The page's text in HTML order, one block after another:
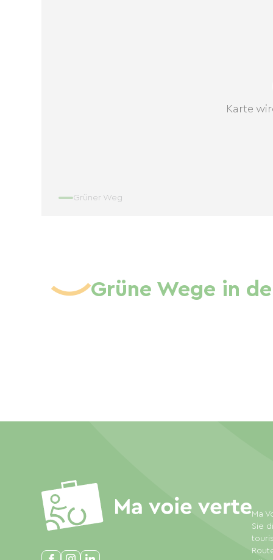
Karte
Grüner Weg
Grüne Wege in
Ma
Sie